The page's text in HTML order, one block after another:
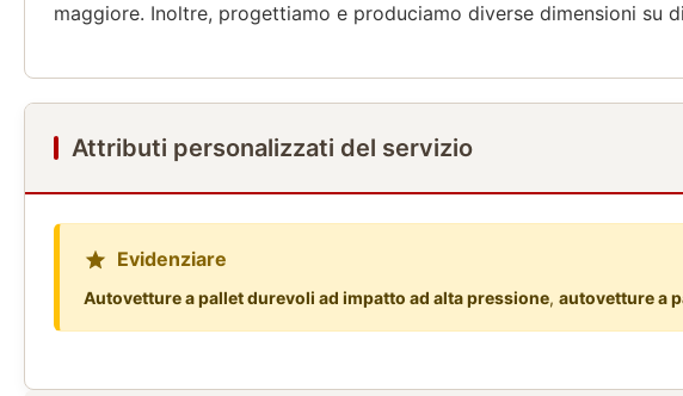
maggiore. Inoltre, progettiamo e produciamo diverse dimensioni su
Attributi personalizzati del servizio
Evidenziare
Autovetture a pallet durevoli ad impatto ad alta pressione, autovetture a